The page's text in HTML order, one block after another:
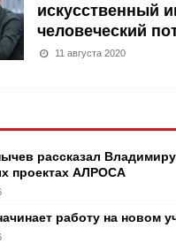
искусственный
человеческий
11 августа 2020
рассказал
проектах АЛРОСА
работу на новом